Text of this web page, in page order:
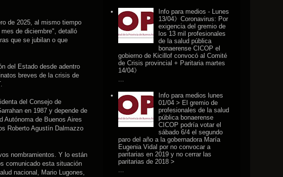
de 2025, al mismo tiempo
de diciembre", detalló
que se jubilan o que
del Estado desde adentro
breves de la crisis de
del Consejo de
en 1987 y depende de
Autónoma de Buenos Aires
Roberto Agustín Dalmazzo
nombramientos. Y lo están
comunicado esta situación
nacional, Mario Lugones,
Info para medios - Lunes
13/04》Coronavirus: Por
exigencia del gremio de
los 13 mil profesionales
de la salud pública
bonaerense CICOP el
gobierno de Kicillof convocó al Comité
de Crisis provincial + Paritaria martes
14/04》
Info para medios lunes
01/04 > El gremio de
profesionales de la salud
pública bonaerense
CICOP podría votar el
sábado 6/4 el segundo
paro del año a la gobernadora María
Eugenia Vidal por no convocar a
paritarias en 2019 y no cerrar las
paritarias de 2018 >
...